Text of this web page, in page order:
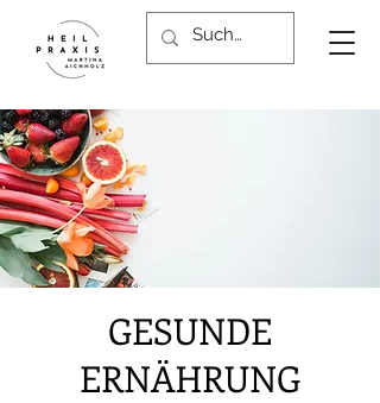
GESUNDE
ERNÄHRUNG